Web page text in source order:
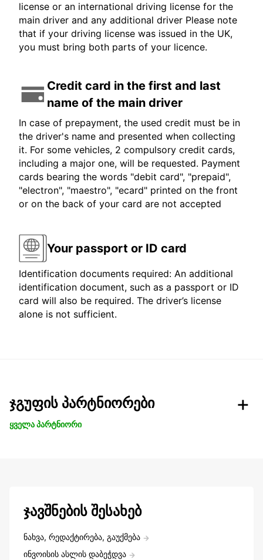
license or an international driving license for the
main driver and any additional driver Please note
that if your driving license was issued in the UK,
you must bring both parts of your licence.
Credit card in the first and last
name of the main driver
In case of prepayment, the used credit must be in
the driver's name and presented when collecting
it. For some vehicles, 2 compulsory credit cards,
including a major one, will be requested. Payment
cards bearing the words "debit card", "prepaid",
"electron", "maestro", "ecard" printed on the front
or on the back of your card are not accepted
Your passport or ID card
Identification documents required: An additional
identification document, such as a passport or ID
card will also be required. The driver’s license
alone is not sufficient.
ჯგუფის პარტნიორები
ყველა პარტნიორი
ჯავშნების შესახებ
ნახვა, რედაქტირება, გაუქმება
ინვოისის ასლის დაბეჭდვა